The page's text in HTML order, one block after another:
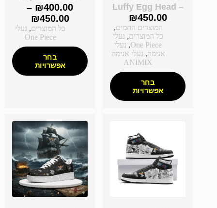
– Luffy Egg Head
₪450.00
המוצרים החמים,
כל המוצרים, נעלי
One Piece
, נעלי
אנימה, נעלי אנימה
ANIMIX
בחר
אפשרויות
₪400.00
–
₪450.00
כל המוצרים, נעלי
One Piece
בחר
אפשרויות